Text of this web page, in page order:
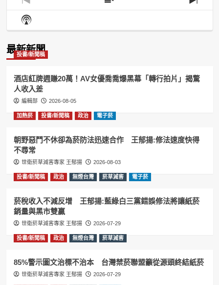
Previous
Episode
Show
Episodes
Next
Show
Podcast
最新新聞
投書/新聞稿
酒店紅牌週賺20萬！AV女優喬喬爆黑幕「轉行拍片」揭驚
人收入差
編輯部 2026-08-05
加熱菸 投書/新聞稿 政治 電子菸
朝野惡鬥不休卻為菸防法迅速合作 王郁揚:修法速度快得
不尋常
世衛菸草減害專家 王郁揚 2026-08-03
投書/新聞稿 政治 無煙台灣 菸草減害 電子菸
菸稅收入不減反增 王郁揚:藍綠白三黨錯誤修法將讓紙菸
銷量與黑市雙贏
世衛菸草減害專家 王郁揚 2026-07-29
投書/新聞稿 政治 無煙台灣 菸草減害
85%警示圖文治標不治本 台灣禁菸聯盟籲從源頭終結紙菸
世衛菸草減害專家 王郁揚 2026-07-29